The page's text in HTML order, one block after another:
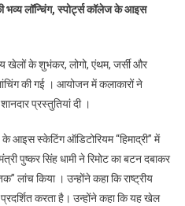
भव्य लॉन्चिंग, स्पोर्ट्स कॉलेज के आइस
खेलों के शुभंकर, लोगो, एंथम, जर्सी और
की गई । आयोजन में कलाकारों ने
प्रस्तुतियां दी ।
के आइस स्केटिंग ऑडिटोरियम “हिमाद्री” में
पुष्कर सिंह धामी ने रिमोट का बटन दबाकर
लांच किया । उन्होंने कहा कि राष्ट्रीय
करता है। उन्होंने कहा कि यह खेल